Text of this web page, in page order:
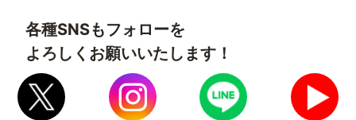
各種SNSもフォローを
よろしくお願いいたします！